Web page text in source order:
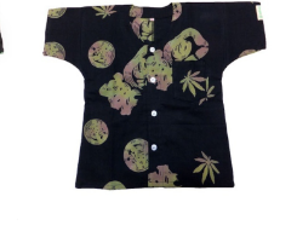
仕立てシャツ てぬぐいシャ
ツ 濱いちシャツ 焼津
浜通り 港町